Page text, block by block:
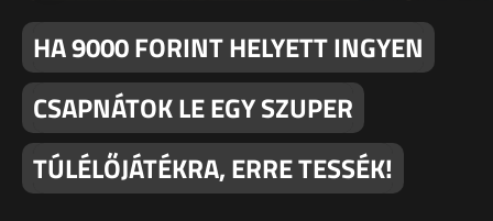
HA 9000 FORINT HELYETT INGYEN
CSAPNÁTOK LE EGY SZUPER
TÚLÉLŐJÁTÉKRA, ERRE TESSÉK!